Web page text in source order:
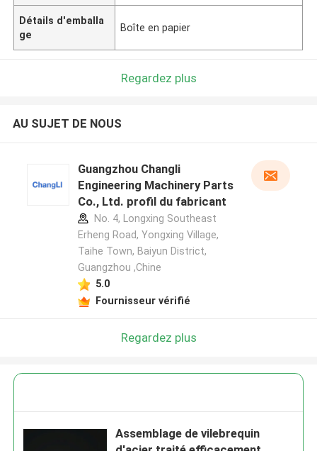
Détails d'emballa
ge
Boîte en papier
Regardez plus
AU SUJET DE NOUS
Guangzhou Changli
Engineering Machinery Parts
Co., Ltd. profil du fabricant
No. 4, Longxing Southeast
Erheng Road, Yongxing Village,
Taihe Town, Baiyun District,
Guangzhou ,Chine
5.0
Fournisseur vérifié
Regardez plus
Assemblage de vilebrequin